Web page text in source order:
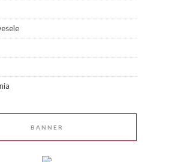
BANNER